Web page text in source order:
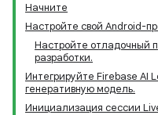
Начните
Настройте свой Android-
Настройте отладочный
разработки.
Интегрируйте Firebase AI
генеративную модель.
Инициализация сессии